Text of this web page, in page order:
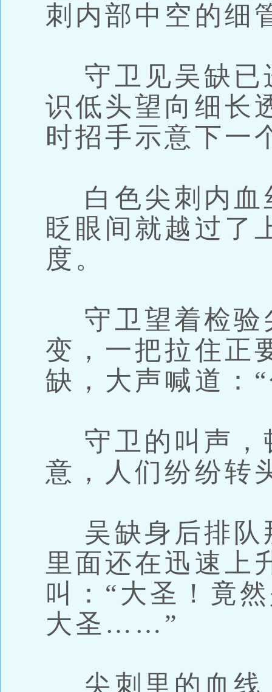
刺内部中空的细
守卫见吴缺已
识低头望向细长
时招手示意下一
白色尖刺内血
眨眼间就越过了
度。
守卫望着检验
变，一把拉住正
缺，大声喊道：
守卫的叫声，
意，人们纷纷转
吴缺身后排队
里面还在迅速上
叫：“大圣！竟
大圣……”
尖刺里的血线